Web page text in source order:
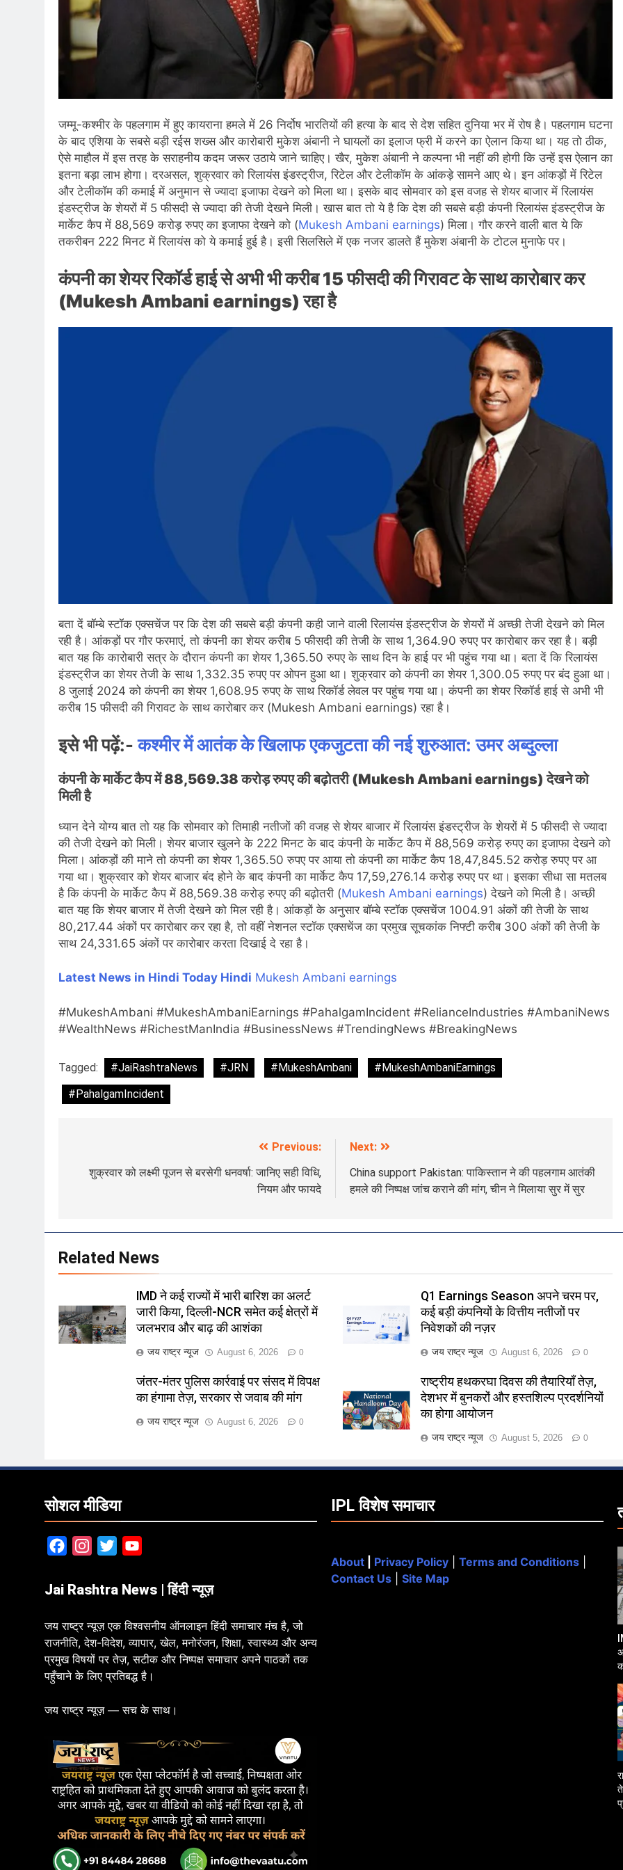
जम्मू-कश्मीर के पहलगाम में हुए कायराना हमले में 26 निर्दोष भारतियों की हत्या के बाद से देश सहित दुनिया भर में रोष है। पहलगाम घटना
के बाद एशिया के सबसे बड़ी रईस शख्स और कारोबारी मुकेश अंबानी ने घायलों का इलाज फ्री में करने का ऐलान किया था। यह तो ठीक,
ऐसे माहौल में इस तरह के सराहनीय कदम जरूर उठाये जाने चाहिए। खैर, मुकेश अंबानी ने कल्पना भी नहीं की होगी कि उन्हें इस ऐलान का
इतना बड़ा लाभ होगा। दरअसल, शुक्रवार को रिलायंस इंडस्ट्रीज, रिटेल और टेलीकॉम के आंकड़े सामने आए थे। इन आंकड़ों में रिटेल
और टेलीकॉम की कमाई में अनुमान से ज्यादा इजाफा देखने को मिला था। इसके बाद सोमवार को इस वजह से शेयर बाजार में रिलायंस
इंडस्ट्रीज के शेयरों में 5 फीसदी से ज्यादा की तेजी देखने मिली। खास बात तो ये है कि देश की सबसे बड़ी कंपनी रिलायंस इंडस्ट्रीज के
मार्केट कैप में 88,569 करोड़ रुपए का इजाफा देखने को (Mukesh Ambani earnings) मिला। गौर करने वाली बात ये कि
तकरीबन 222 मिनट में रिलायंस को ये कमाई हुई है। इसी सिलसिले में एक नजर डालते हैं मुकेश अंबानी के टोटल मुनाफे पर।
कंपनी का शेयर रिकॉर्ड हाई से अभी भी करीब 15 फीसदी की गिरावट के साथ कारोबार कर
(Mukesh Ambani earnings) रहा है
बता दें बॉम्बे स्टॉक एक्सचेंज पर कि देश की सबसे बड़ी कंपनी कही जाने वाली रिलायंस इंडस्ट्रीज के शेयरों में अच्छी तेजी देखने को मिल
रही है। आंकड़ों पर गौर फरमाएं, तो कंपनी का शेयर करीब 5 फीसदी की तेजी के साथ 1,364.90 रुपए पर कारोबार कर रहा है। बड़ी
बात यह कि कारोबारी सत्र के दौरान कंपनी का शेयर 1,365.50 रुपए के साथ दिन के हाई पर भी पहुंच गया था। बता दें कि रिलायंस
इंडस्ट्रीज का शेयर तेजी के साथ 1,332.35 रुपए पर ओपन हुआ था। शुक्रवार को कंपनी का शेयर 1,300.05 रुपए पर बंद हुआ था।
8 जुलाई 2024 को कंपनी का शेयर 1,608.95 रुपए के साथ रिकॉर्ड लेवल पर पहुंच गया था। कंपनी का शेयर रिकॉर्ड हाई से अभी भी
करीब 15 फीसदी की गिरावट के साथ कारोबार कर (Mukesh Ambani earnings) रहा है।
इसे भी पढ़ें:-कश्मीर में आतंक के खिलाफ एकजुटता की नई शुरुआत: उमर अब्दुल्ला
कंपनी के मार्केट कैप में 88,569.38 करोड़ रुपए की बढ़ोतरी (Mukesh Ambani earnings) देखने को
मिली है
ध्यान देने योग्य बात तो यह कि सोमवार को तिमाही नतीजों की वजह से शेयर बाजार में रिलायंस इंडस्ट्रीज के शेयरों में 5 फीसदी से ज्यादा
की तेजी देखने को मिली। शेयर बाजार खुलने के 222 मिनट के बाद कंपनी के मार्केट कैप में 88,569 करोड़ रुपए का इजाफा देखने को
मिला। आंकड़ों की माने तो कंपनी का शेयर 1,365.50 रुपए पर आया तो कंपनी का मार्केट कैप 18,47,845.52 करोड़ रुपए पर आ
गया था। शुक्रवार को शेयर बाजार बंद होने के बाद कंपनी का मार्केट कैप 17,59,276.14 करोड़ रुपए पर था। इसका सीधा सा मतलब
है कि कंपनी के मार्केट कैप में 88,569.38 करोड़ रुपए की बढ़ोतरी (Mukesh Ambani earnings) देखने को मिली है। अच्छी
बात यह कि शेयर बाजार में तेजी देखने को मिल रही है। आंकड़ों के अनुसार बॉम्बे स्टॉक एक्सचेंज 1004.91 अंकों की तेजी के साथ
80,217.44 अंकों पर कारोबार कर रहा है, तो वहीं नेशनल स्टॉक एक्सचेंज का प्रमुख सूचकांक निफ्टी करीब 300 अंकों की तेजी के
साथ 24,331.65 अंकों पर कारोबार करता दिखाई दे रहा है।
Latest News in Hindi Today Hindi Mukesh Ambani earnings
#MukeshAmbani #MukeshAmbaniEarnings #PahalgamIncident #RelianceIndustries #AmbaniNews
#WealthNews #RichestManIndia #BusinessNews #TrendingNews #BreakingNews
Tagged: #JaiRashtraNews #JRN #MukeshAmbani
#MukeshAmbaniEarnings
#PahalgamIncident
navigation
Previous:
शुक्रवार को लक्ष्मी पूजन से बरसेगी धनवर्षा: जानिए सही विधि,
नियम और फायदे
Next:
China support Pakistan: पाकिस्तान ने की पहलगाम आतंकी
हमले की निष्पक्ष जांच कराने की मांग, चीन ने मिलाया सुर में सुर
Related News
IMD ने कई राज्यों में भारी बारिश का अलर्ट
जारी किया, दिल्ली-NCR समेत कई क्षेत्रों में
जलभराव और बाढ़ की आशंका
जय राष्ट्र न्यूज August 6, 2026 0
Q1 Earnings Season अपने चरम पर,
कई बड़ी कंपनियों के वित्तीय नतीजों पर
निवेशकों की नज़र
जय राष्ट्र न्यूज August 6, 2026 0
जंतर-मंतर पुलिस कार्रवाई पर संसद में विपक्ष
का हंगामा तेज़, सरकार से जवाब की मांग
जय राष्ट्र न्यूज August 6, 2026 0
राष्ट्रीय हथकरघा दिवस की तैयारियाँ तेज़,
देशभर में बुनकरों और हस्तशिल्प प्रदर्शनियों
का होगा आयोजन
जय राष्ट्र न्यूज August 5, 2026 0
सोशल मीडिया
FacebookInstagram
Twitter
Jai Rashtra News | हिंदी न्यूज़
जय राष्ट्र न्यूज़ एक विश्वसनीय ऑनलाइन हिंदी समाचार मंच है, जो
राजनीति, देश-विदेश, व्यापार, खेल, मनोरंजन, शिक्षा, स्वास्थ्य और अन्य
प्रमुख विषयों पर तेज़, सटीक और निष्पक्ष समाचार अपने पाठकों तक
पहुँचाने के लिए प्रतिबद्ध है।
जय राष्ट्र न्यूज़ — सच के साथ।
IPL विशेष समाचार
About Privacy Policy Terms and Conditions
Contact Us
Site Map